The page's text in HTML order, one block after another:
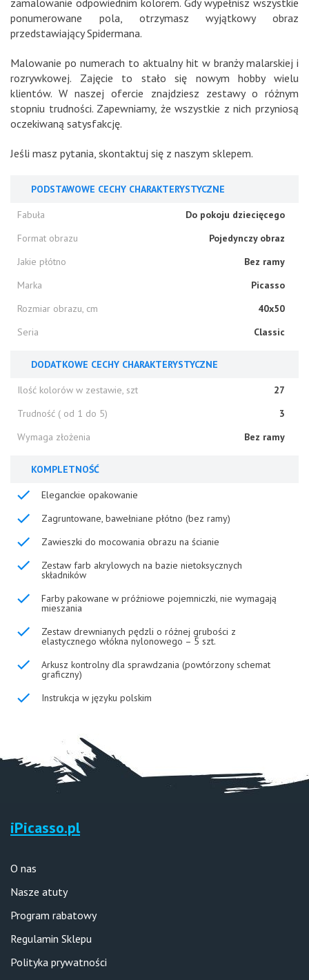
zamalowanie odpowiednim kolorem. Gdy wypełnisz wszystkie
ponumerowane pola, otrzymasz wyjątkowy obraz
przedstawiający Spidermana.
Malowanie po numerach to aktualny hit w branży malarskiej i
rozrywkowej. Zajęcie to stało się nowym hobby wielu
klientów. W naszej ofercie znajdziesz zestawy o różnym
stopniu trudności. Zapewniamy, że wszystkie z nich przyniosą
oczekiwaną satysfakcję.
Jeśli masz pytania, skontaktuj się z naszym sklepem.
PODSTAWOWE CECHY CHARAKTERYSTYCZNE
Fabuła
Do pokoju dziecięcego
Format obrazu
Pojedynczy obraz
Jakie płótno
Bez ramy
Marka
Picasso
Rozmiar obrazu, cm
40x50
Seria
Classic
DODATKOWE CECHY CHARAKTERYSTYCZNE
Ilość kolorów w zestawie, szt
27
Trudność ( od 1 do 5)
3
Wymaga złożenia
Bez ramy
KOMPLETNOŚĆ
Eleganckie opakowanie
Zagruntowane, bawełniane płótno (bez ramy)
Zawieszki do mocowania obrazu na ścianie
Zestaw farb akrylowych na bazie nietoksycznych
składników
Farby pakowane w próżniowe pojemniczki, nie wymagają
mieszania
Zestaw drewnianych pędzli o różnej grubości z
elastycznego włókna nylonowego – 5 szt.
Arkusz kontrolny dla sprawdzania (powtórzony schemat
graficzny)
Instrukcja w języku polskim
iPicasso.pl
O nas
Nasze atuty
Program rabatowy
Regulamin Sklepu
Polityka prywatności